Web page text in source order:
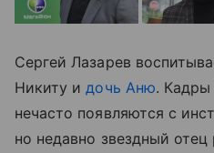
Сергей Лазарев
Никиту идочь Аню. Кадры
нечасто появляются с
но недавно звездный